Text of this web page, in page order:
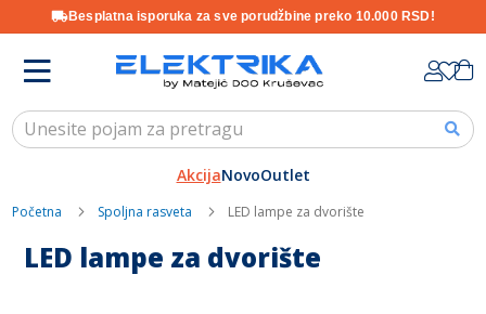
Besplatna isporuka za sve porudžbine preko 10.000 RSD!
Content
AkcijaNovoOutlet
Početna Spoljna rasveta LED lampe za dvorište
LED lampe za dvorište